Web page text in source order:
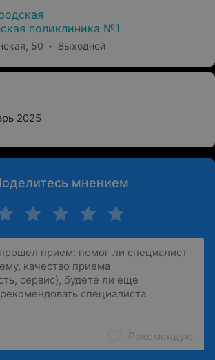
поликлиника №1
50 Выходной
2025
мнением
Рекомендую